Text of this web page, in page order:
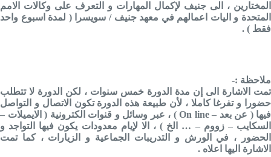
المختارين ، الى جنيف لإكمال المهارات و التعرف على وكالات الامم
المتحدة و اليات اعمالهم في معهد جنيف / سويسرا ( لمدة اسبوع واحد
فقط ) .
ملاحظة :-
تمت الاشارة الى إن مدة الدورة خمس سنوات ، لكن الدورة لا تتطلب
حضورا و تفرغا كاملا ، لأن طبيعة هذه الدورة تكون الاتصال و التواصل
فيها ( عن بعد – On line ) ، عبر وسائل و قنوات الكترونية ( الايميلات –
السكايب – زووم – … الخ ) ، الا لإيام معدودات يكون فيها التواجد و
الحضور ، في الورش و التدريبات الجماعية و الزيارات ، كما تمت
الاشارة اليها اعلاه .